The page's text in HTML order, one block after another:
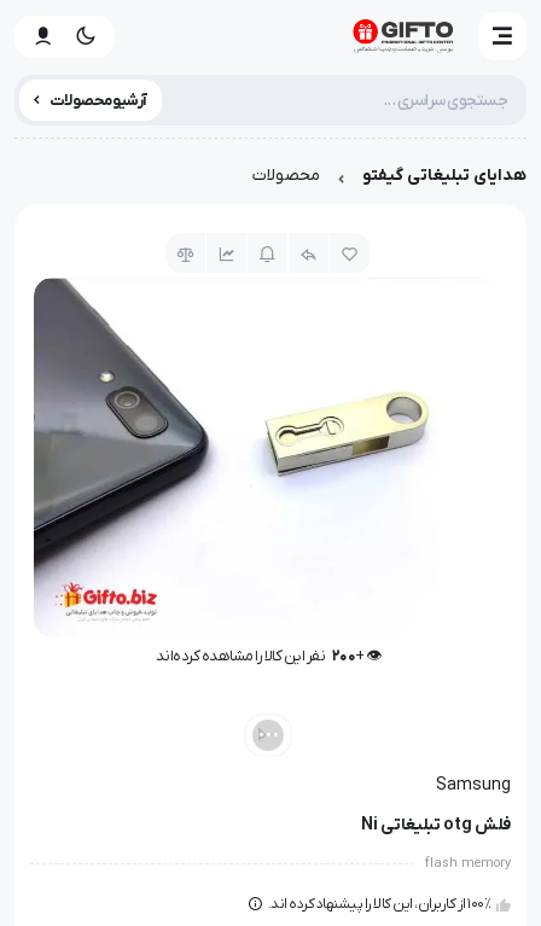
آرشیو محصولات
هدایای تبلیغاتی گیفتو محصولات
👁️ +
200 نفر این کالا را مشاهده کرده‌اند
Samsung
فلش otg تبلیغاتی Ni
flash memory
100٪ از کاربران، این کالا را پیشنهاد کرده اند.